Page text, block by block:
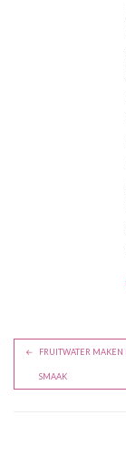
B
FRUITWATER MAKEN
SMAAK